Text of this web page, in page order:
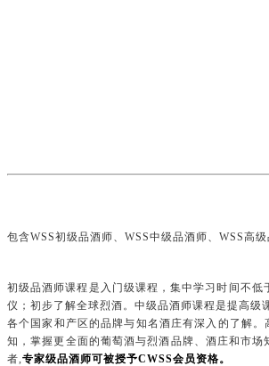
包含WSS初级品酒师、WSS中级品酒师、WSS高
初级品酒师课程是入门级课程，集中学习时间不低
仪；初步了解全球烈酒。中级品酒师课程是提高级
各个国家和产区的品牌与知名酒庄有深入的了解
知，掌握更全面的葡萄酒与烈酒品牌、酒庄和市
者, 专家级品酒师可被授予CWSS会员资格。